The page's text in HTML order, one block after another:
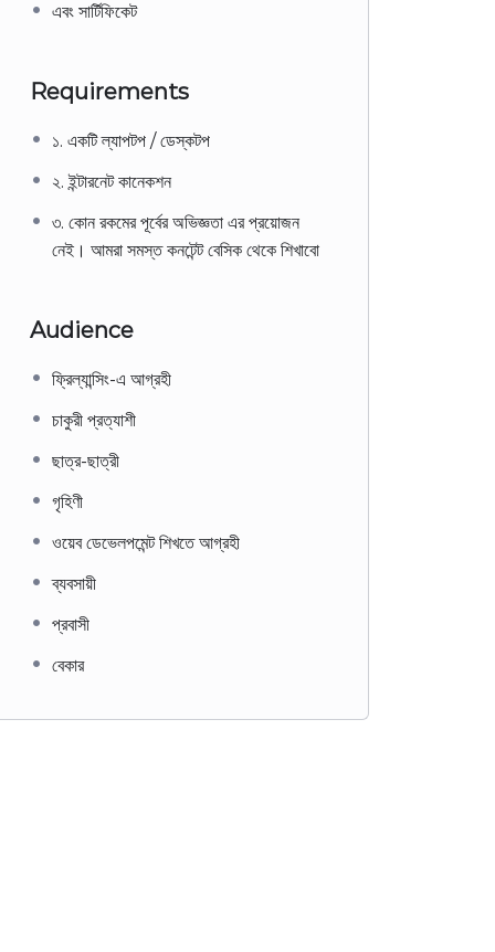
এবং সার্টিফিকেট
Requirements
১. একটি ল্যাপটপ / ডেস্কটপ
২. ইন্টারনেট কানেকশন
৩. কোন রকমের পূর্বের অভিজ্ঞতা এর প্রয়োজন
নেই। আমরা সমস্ত কনটেন্ট বেসিক থেকে শিখাবো
Audience
ফ্রিল্যান্সিং-এ আগ্রহী
চাকুরী প্রত্যাশী
ছাত্র-ছাত্রী
গৃহিণী
ওয়েব ডেভেলপমেন্ট শিখতে আগ্রহী
ব্যবসায়ী
প্রবাসী
বেকার